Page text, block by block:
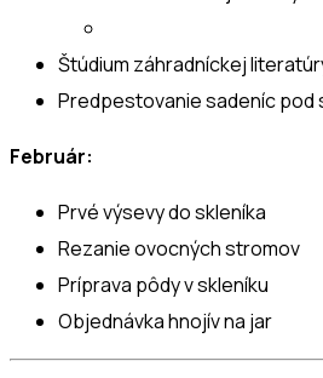
Štúdium záhradníckej
Predpestovanie sadeníc pod
Február:
Prvé výsevy do skleníka
Rezanie ovocných stromov
Príprava pôdy v skleníku
Objednávka hnojív na jar